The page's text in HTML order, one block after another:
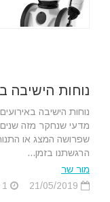
נוחות הישיבה
נוחות הישיבה
מדעי שנחקר מזה שנים
שפרושה המצג או
הרגשתנו בזמן...
מור שר